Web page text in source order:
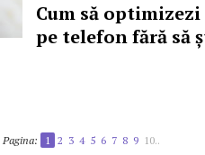
Cum să
pe telefon fără să
Pagina: 1 2 3 4 5 6 7 8 9 10..